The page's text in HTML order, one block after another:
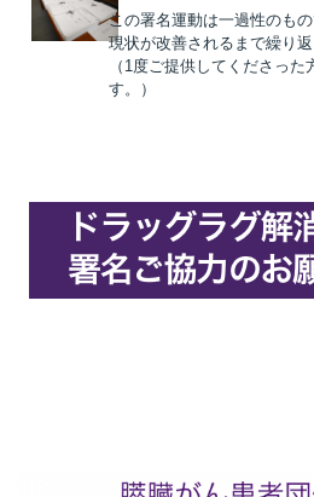
この署名運動は一過性のも
現状が改善されるまで繰り
（1度ご提供してくださっ
す。）